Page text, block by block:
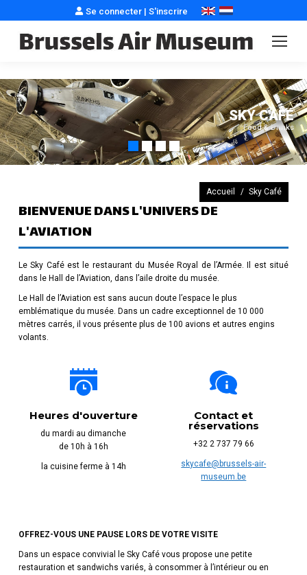
Se connecter| S'inscrire
SKY CAFÉ
Food & Drinks
Vous êtes ici :
Accueil Sky Café
BIENVENUE DANS L'UNIVERS DE
L'AVIATION
Le Sky Café est le restaurant du Musée Royal de l’Armée. Il est situé
dans le Hall de l’Aviation, dans l’aile droite du musée.
Le Hall de l’Aviation est sans aucun doute l’espace le plus
emblématique du musée. Dans un cadre exceptionnel de 10 000
mètres carrés, il vous présente plus de 100 avions et autres engins
volants.
Heures d'ouverture
du mardi au dimanche
de 10h à 16h
la cuisine ferme à 14h
Contact et
réservations
+32 2 737 79 66
skycafe@brussels-air-
museum.be
OFFREZ-VOUS UNE PAUSE LORS DE VOTRE VISITE
Dans un espace convivial le Sky Café vous propose une petite
restauration et sandwichs variés, à consommer à l’intérieur ou en